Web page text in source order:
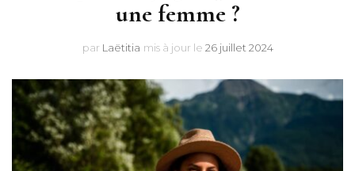
une femme ?
par Laëtitia mis à jour le 26 juillet 2024